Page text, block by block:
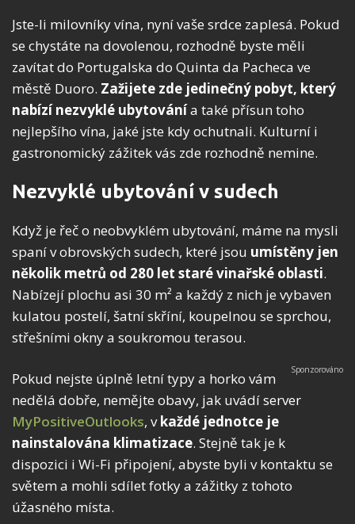
Jste-li milovníky vína, nyní vaše srdce zaplesá. Pokud
se chystáte na dovolenou, rozhodně byste měli
zavítat do Portugalska do Quinta da Pacheca ve
městě Duoro. Zažijete zde jedinečný pobyt, který
nabízí nezvyklé ubytovánía také přísun toho
nejlepšího vína, jaké jste kdy ochutnali. Kulturní i
gastronomický zážitek vás zde rozhodně nemine.
Nezvyklé ubytování v sudech
Když je řeč o neobvyklém ubytování, máme na mysli
spaní v obrovských sudech, které jsou umístěny jen
několik metrů od 280 let staré vinařské oblasti.
Nabízejí plochu asi 30 m² a každý z nich je vybaven
kulatou postelí, šatní skříní, koupelnou se sprchou,
střešními okny a soukromou terasou.
Pokud nejste úplně letní typy a horko vám
nedělá dobře, nemějte obavy, jak uvádí server
MyPositiveOutlooks, vkaždé jednotce je
nainstalována klimatizace. Stejně tak je k
dispozici i Wi-Fi připojení, abyste byli v kontaktu se
světem a mohli sdílet fotky a zážitky z tohoto
úžasného místa.